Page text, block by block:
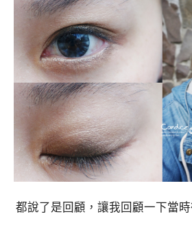
都說了是回顧，讓我回顧一下當